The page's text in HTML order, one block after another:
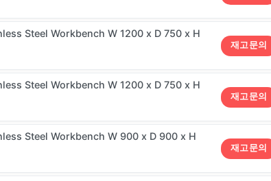
Steel Workbench W 1200 x D 750 x H
재고문의
Steel Workbench W 1200 x D 750 x H
재고문의
Steel Workbench W 900 x D 900 x H
재고문의